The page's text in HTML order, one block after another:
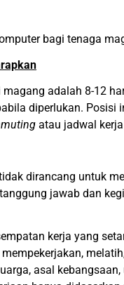
bagi tenaga
adalah 8-12
diperlukan.
atau jadwal
dirancang untuk
jawab dan
kerja yang
asal